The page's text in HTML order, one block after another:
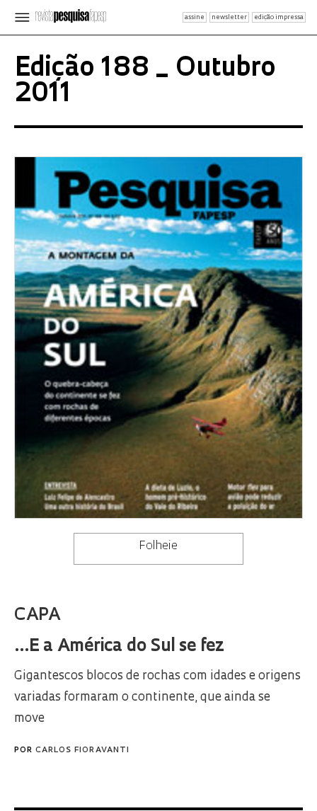
assine newsletter edição impressa
Edição 188 _ Outubro
2011
Folheie
CAPA
...E a América do Sul se fez
Gigantescos blocos de rochas com idades e origens
variadas formaram o continente, que ainda se
move
POR CARLOS FIORAVANTI